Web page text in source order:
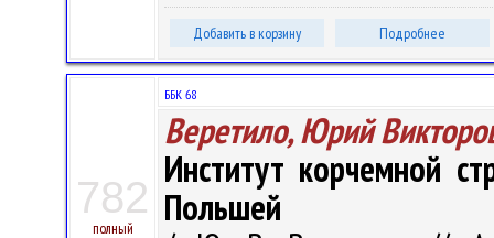
Добавить в корзину Подробнее
782
полный
ББК 68
Веретило, Юрий
Институт корчемной
Польшей